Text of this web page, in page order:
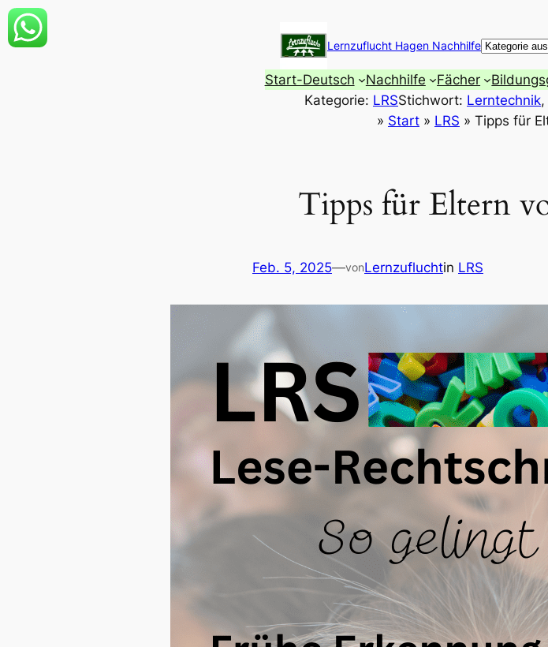
Zum
Inhalt
Lernzuflucht Hagen Nachhilfe
Start-Deutsch Nachhilfe Fächer
Kategorie: LRSStichwort: Lerntechnik,
» Start » LRS » Tipps für
Tipps für Eltern
Feb. 5, 2025—vonLernzufluchtin LRS